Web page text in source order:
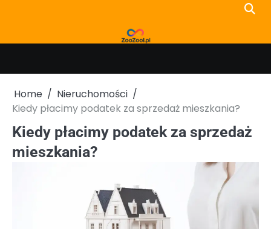
Home
Nieruchomości
Kiedy płacimy podatek za sprzedaż mieszkania?
Kiedy płacimy podatek za sprzedaż
mieszkania?